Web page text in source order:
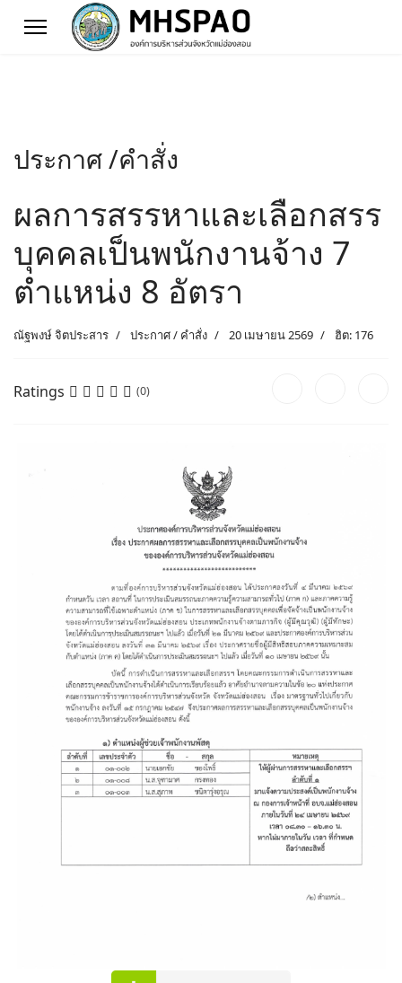
ประกาศ /คำสั่ง
ผลการสรรหาและเลือกสรร
บุคคลเป็นพนักงานจ้าง 7
ตำแหน่ง 8 อัตรา
ณัฐพงษ์ จิตประสาร ประกาศ / คำสั่ง 20 เมษายน 2569 ฮิต: 176
Ratings (0)